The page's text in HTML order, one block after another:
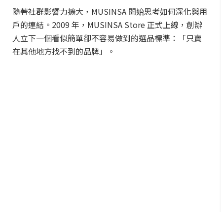
隨著社群影響力擴大，MUSINSA 開始思考如何深化與用
戶的連結。2009 年，MUSINSA Store 正式上線，創辦
人立下一個看似簡單卻不容易做到的選品標準：「只賣
在其他地方找不到的品牌」。